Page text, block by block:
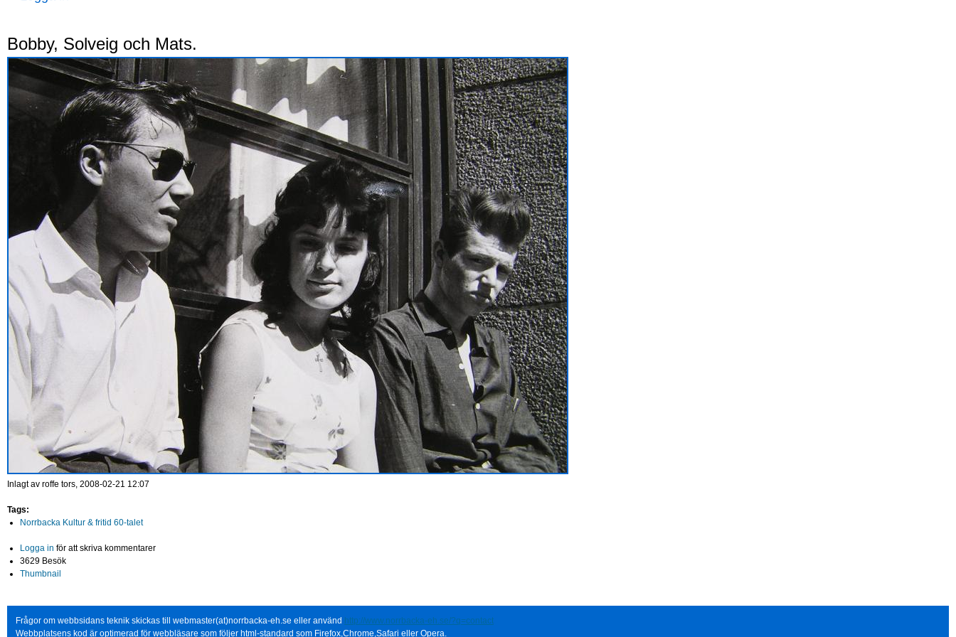
Bobby, Solveig och Mats.
Inlagt av roffe tors, 2008-02-21 12:07
Tags:
Norrbacka Kultur & fritid 60-talet
Logga in för att skriva kommentarer
3629 Besök
Thumbnail
Frågor om webbsidans teknik skickas till webmaster(at)norrbacka-eh.se eller använd http://www.norrbacka-eh.se/?q=contact
Webbplatsens kod är optimerad för webbläsare som följer html-standard som Firefox,Chrome,Safari eller Opera.